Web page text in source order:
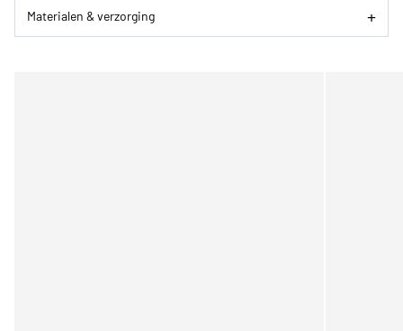
Materialen & verzorging